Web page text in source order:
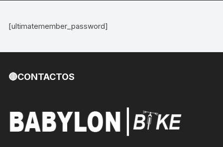
[ultimatemember_password]
🔴CONTACTOS